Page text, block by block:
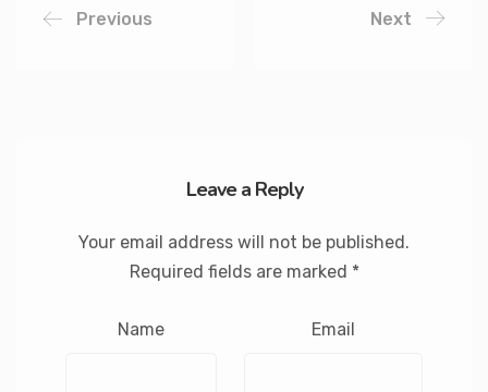
Previous Next
Leave a Reply
Your email address will not be published.
Required fields are marked *
Name Email